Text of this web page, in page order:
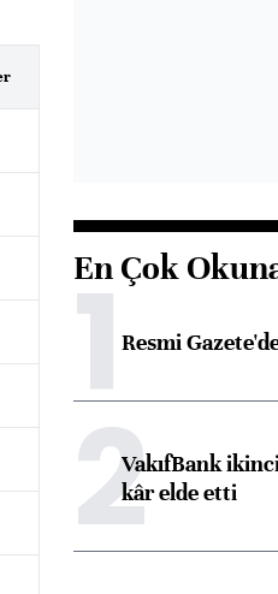
En Çok
1Resmi
2VakıfBank
kâr elde etti